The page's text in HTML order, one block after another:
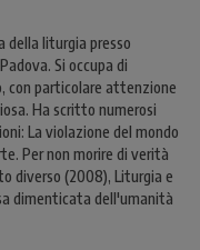
della liturgia presso
Si occupa di
con particolare attenzione
Ha scritto numerosi
La violazione del mondo
Per non morire di verità
diverso (2008), Liturgia e
dimenticata dell'umanità